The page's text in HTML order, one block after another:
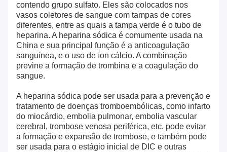
contendo grupo sulfato. Eles são colocados nos
vasos coletores de sangue com tampas de cores
diferentes, entre as quais a tampa verde é o tubo de
heparina. A heparina sódica é comumente usada na
China e sua principal função é a anticoagulação
sanguínea, e o uso de íon cálcio. A combinação
previne a formação de trombina e a coagulação do
sangue.
A heparina sódica pode ser usada para a prevenção e
tratamento de doenças tromboembólicas, como infarto
do miocárdio, embolia pulmonar, embolia vascular
cerebral, trombose venosa periférica, etc. pode evitar
a formação e expansão de trombose, e também pode
ser usada para o estágio inicial de DIC e outras